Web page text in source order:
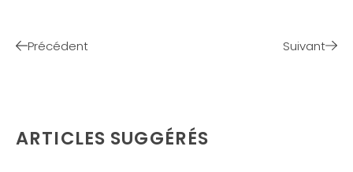
Précédent Suivant
ARTICLES SUGGÉRÉS